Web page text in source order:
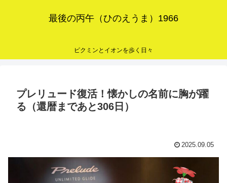
最後の丙午（ひのえうま）1966
ピクミンとイオンを歩く日々
プレリュード復活！懐かしの名前に胸が躍
る（還暦まであと306日）
2025.09.05